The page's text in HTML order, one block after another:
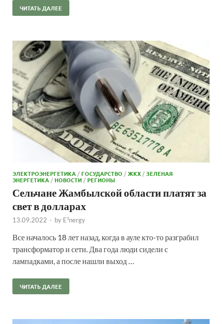
ЧИТАТЬ ДАЛЕЕ
ЭЛЕКТРОЭНЕРГЕТИКА /ГОСУДАРСТВО /ЖКХ /ЗЕЛЕНАЯ
ЭНЕРГЕТИКА /НОВОСТИ /РЕГИОНЫ
Сельчане Жамбылской области платят за
свет в долларах
13.09.2022 - by E²nergy
Все началось 18 лет назад, когда в ауле кто-то разграбил
трансформатор и сети. Два года люди сидели с
лампадками, а после нашли выход …
ЧИТАТЬ ДАЛЕЕ